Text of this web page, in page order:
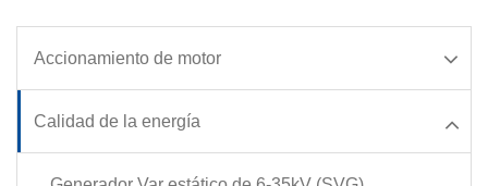
Accionamiento de motor
Calidad de la energía